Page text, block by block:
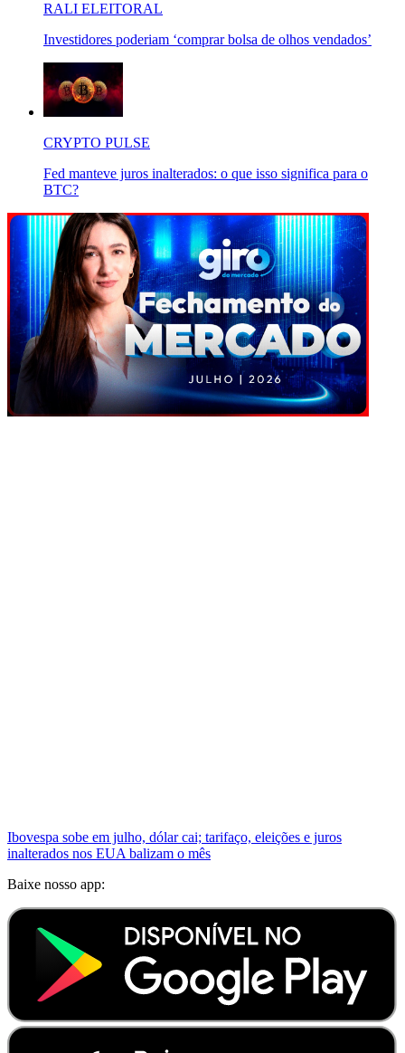
RALI ELEITORAL
Investidores poderiam ‘comprar bolsa de olhos vendados’
CRYPTO PULSE
Fed manteve juros inalterados: o que isso significa para o
BTC?
Ibovespa sobe em julho, dólar cai; tarifaço, eleições e juros
inalterados nos EUA balizam o mês
Baixe nosso app: